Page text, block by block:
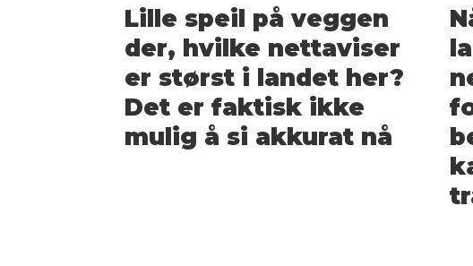
Lille speil på veggen
der, hvilke nettaviser
er størst i landet her?
Det er faktisk ikke
mulig å si akkurat nå